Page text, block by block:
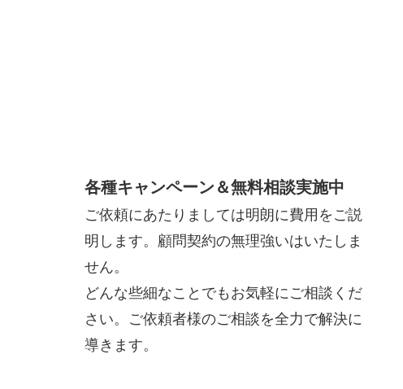
各種キャンペーン＆無料相談実施中
ご依頼にあたりましては明朗に費用をご説
明します。顧問契約の無理強いはいたしま
せん。
どんな些細なことでもお気軽にご相談くだ
さい。ご依頼者様のご相談を全力で解決に
導きます。